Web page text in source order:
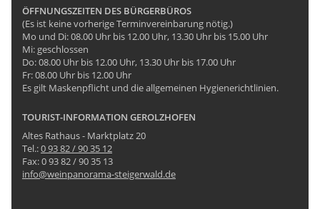
ÖFFNUNGSZEITEN DES BÜRGERBÜROS
(Es ist keine vorherige Terminvereinbarung nötig.)
Mo und Di: 08.00 Uhr bis 12.00 Uhr, 13.30 Uhr bis 15.00 Uhr
Mi: geschlossen
Do: 08.00 Uhr bis 12.00 Uhr, 13.30 Uhr bis 17.00 Uhr
Fr: 08.00 Uhr bis 12.00 Uhr
Es gilt Maskenpflicht und die allgemeinen Hygienerichtlinien.
TOURIST-INFORMATION GEROLZHOFEN
Altes Rathaus - Marktplatz 20
Tel.:0 93 82 / 90 35 12
Fax: 0 93 82 / 90 35 13
info@weinpanorama-steigerwald.de